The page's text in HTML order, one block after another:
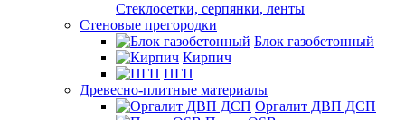
Стеклосетки, серпянки, ленты
Стеновые прегородки
Блок газобетонный
Кирпич
ПГП
Древесно-плитные материалы
Оргалит ДВП ДСП